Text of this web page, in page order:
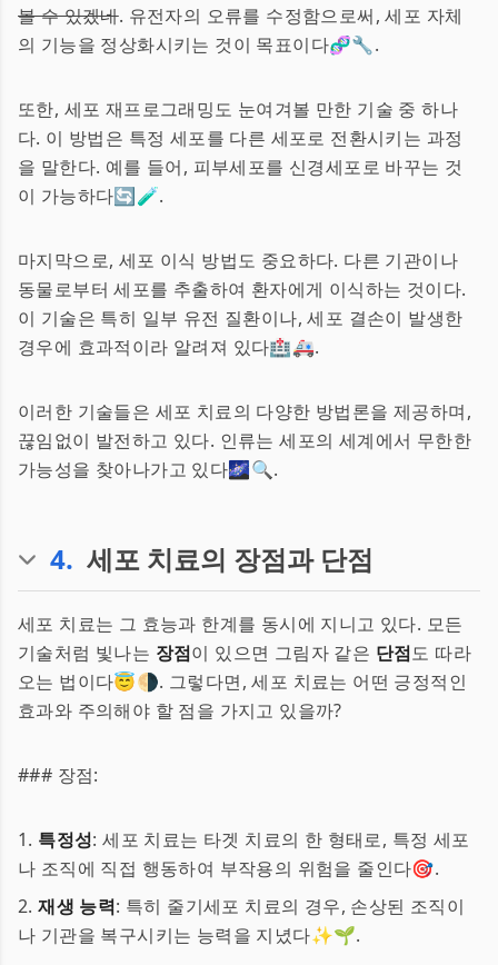
볼 수 있겠네. 유전자의 오류를 수정함으로써, 세포 자체
의 기능을 정상화시키는 것이 목표이다🧬🔧.
또한, 세포 재프로그래밍도 눈여겨볼 만한 기술 중 하나
다. 이 방법은 특정 세포를 다른 세포로 전환시키는 과정
을 말한다. 예를 들어, 피부세포를 신경세포로 바꾸는 것
이 가능하다🔄🧪.
마지막으로, 세포 이식 방법도 중요하다. 다른 기관이나
동물로부터 세포를 추출하여 환자에게 이식하는 것이다.
이 기술은 특히 일부 유전 질환이나, 세포 결손이 발생한
경우에 효과적이라 알려져 있다🏥🚑.
이러한 기술들은 세포 치료의 다양한 방법론을 제공하며,
끊임없이 발전하고 있다. 인류는 세포의 세계에서 무한한
가능성을 찾아나가고 있다🌌🔍.
4. 세포 치료의 장점과 단점
세포 치료는 그 효능과 한계를 동시에 지니고 있다. 모든
기술처럼 빛나는 장점이 있으면 그림자 같은 단점도 따라
오는 법이다😇🌗. 그렇다면, 세포 치료는 어떤 긍정적인
효과와 주의해야 할 점을 가지고 있을까?
### 장점:
1. 특정성: 세포 치료는 타겟 치료의 한 형태로, 특정 세포
나 조직에 직접 행동하여 부작용의 위험을 줄인다🎯.
2.재생 능력: 특히 줄기세포 치료의 경우, 손상된 조직이
나 기관을 복구시키는 능력을 지녔다✨🌱.